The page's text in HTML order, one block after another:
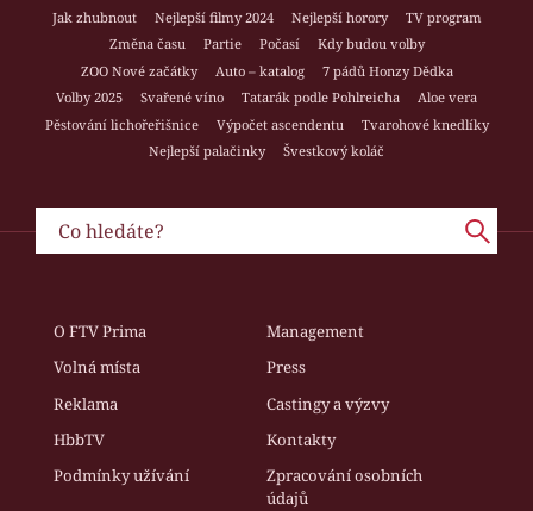
Jak zhubnout Nejlepší filmy 2024 Nejlepší horory
TV program
Změna času
Partie Počasí
Kdy budou volby
ZOO Nové začátky
Auto – katalog
7 pádů Honzy Dědka
Volby 2025
Svařené víno Tatarák podle Pohlreicha
Aloe vera
Pěstování lichořeřišnice
Výpočet ascendentu
Tvarohové knedlíky
Nejlepší palačinky
Švestkový koláč
O FTV Prima
Management
Volná místa
Press
Reklama
Castingy a výzvy
HbbTV
Kontakty
Podmínky užívání
Zpracování osobních
údajů